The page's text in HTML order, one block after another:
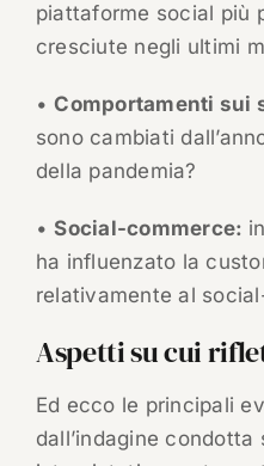
piattaforme social più
cresciute negli ultimi
•Comportamenti sui
sono cambiati
della pandemia?
•Social-commerce:
ha influenzato la
relativamente al
Aspetti su cui
Ed ecco le principali
dall’indagine condotta